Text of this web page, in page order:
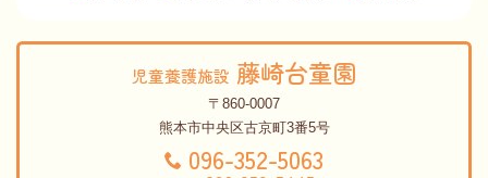
児童養護施設 藤崎台童園
〒860-0007
熊本市中央区古京町3番5号
096-352-5063